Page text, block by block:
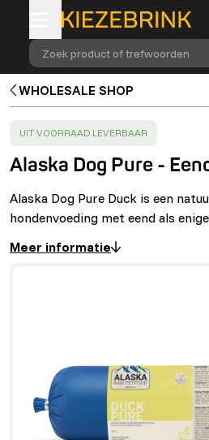
Zoek product of trefwoorden
WHOLESALE SHOP
SUCCESS:
UIT VOORRAAD LEVERBAAR
Alaska Dog Pure -
Alaska Dog Pure Duck is een
hondenvoeding met eend als
Meer informatie